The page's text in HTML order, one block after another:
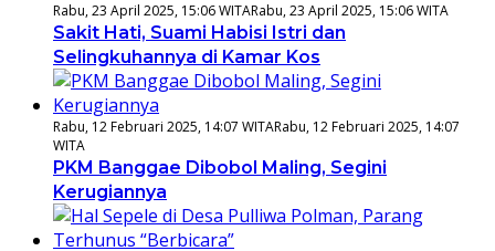
Rabu, 23 April 2025, 15:06 WITARabu, 23 April 2025, 15:06 WITA
Sakit Hati, Suami Habisi Istri dan
Selingkuhannya di Kamar Kos
Rabu, 12 Februari 2025, 14:07 WITARabu, 12 Februari 2025, 14:07
WITA
PKM Banggae Dibobol Maling, Segini
Kerugiannya